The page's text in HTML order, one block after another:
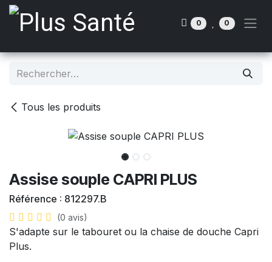
Se rendre au contenu
0 0
Tous les produits
Assise souple CAPRI PLUS
Référence : 812297.B
(0 avis)
S'adapte sur le tabouret ou la chaise de douche Capri
Plus.